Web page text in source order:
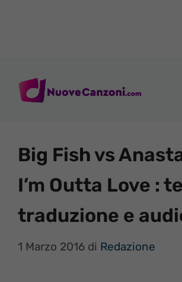
Big Fish vs
I’m Outta Love :
traduzione e
1 Marzo 2016 di Redazione